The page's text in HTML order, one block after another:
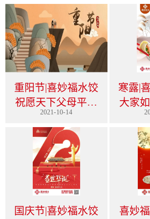
重阳节|喜妙福水饺
祝愿天下父母平安
喜乐
2021-10-14
寒露|
大家
国庆节|喜妙福水饺
喜妙